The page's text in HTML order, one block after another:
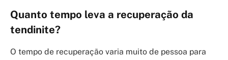
Quanto tempo leva a recuperação da
tendinite?
O tempo de recuperação varia muito de pessoa para